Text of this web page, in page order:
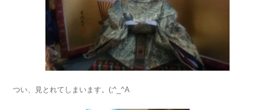
つい、見とれてしまいます。(;^_^A